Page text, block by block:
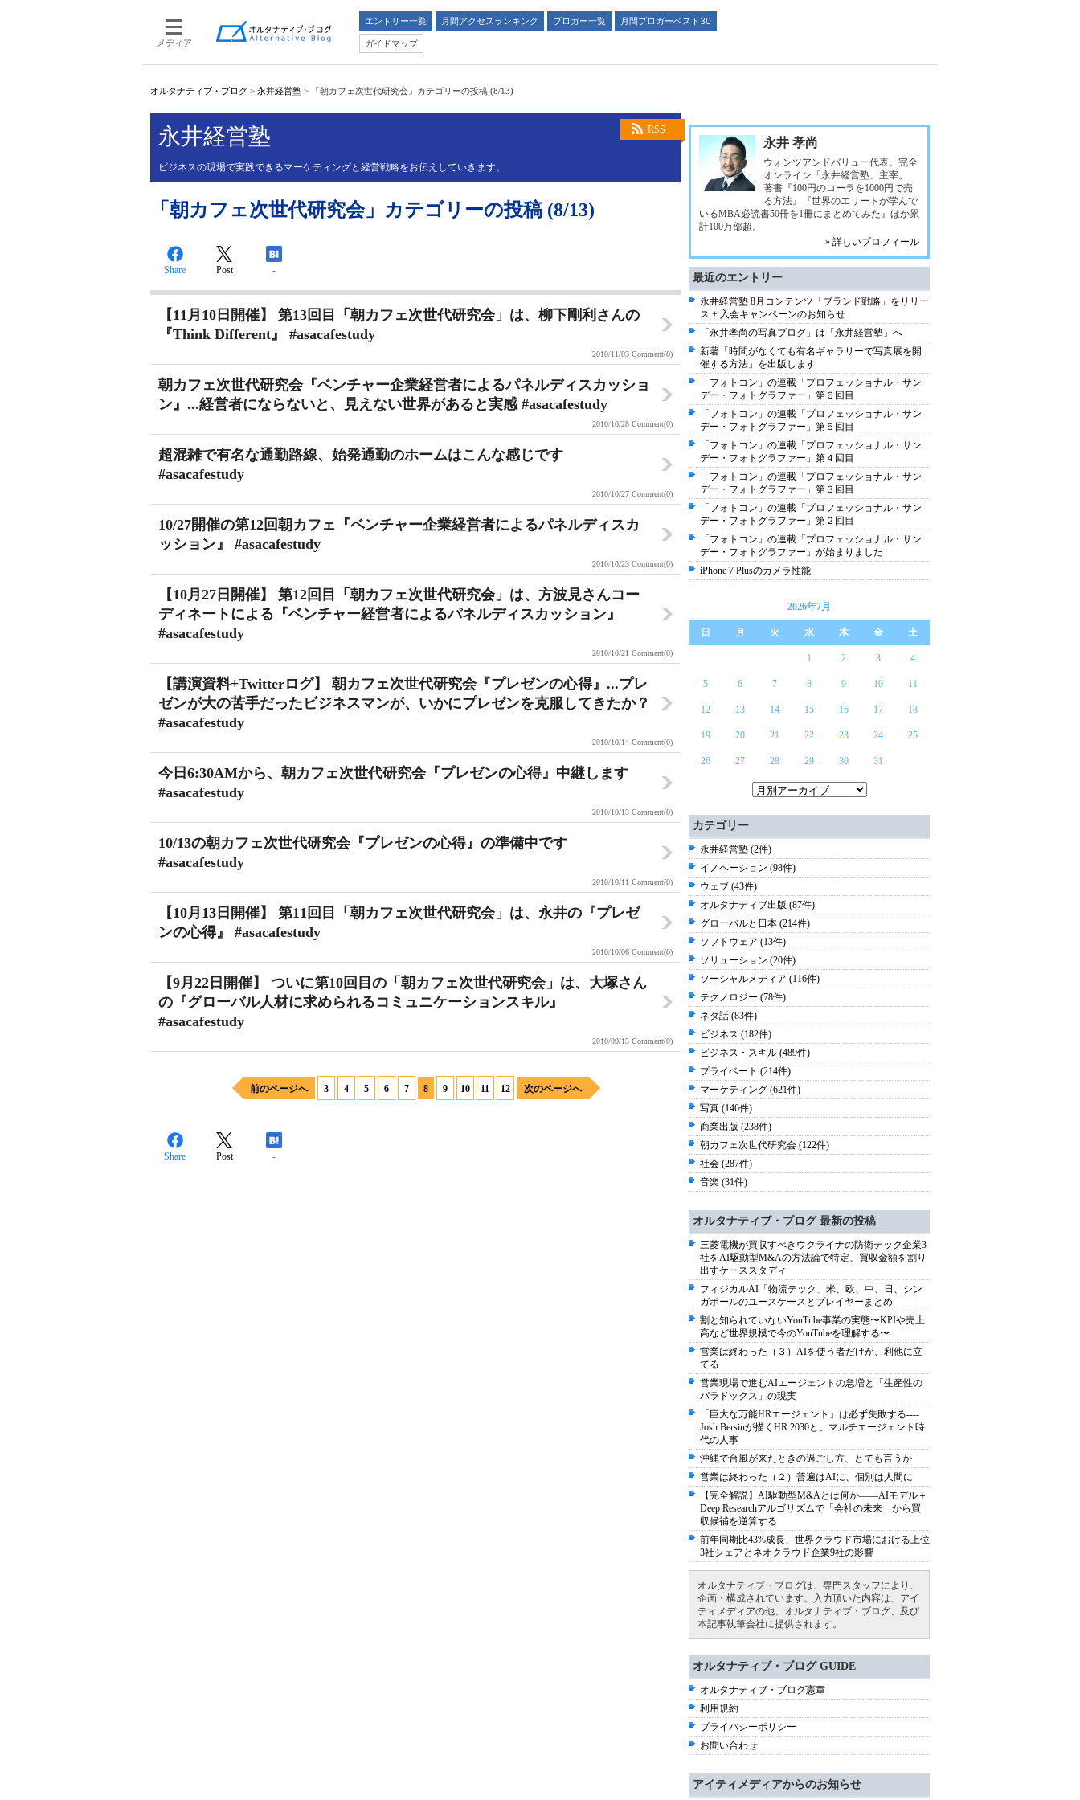
メディア
エントリー一覧 月間アクセスランキング ブロガー一覧
月間ブロガーベスト30
ガイドマップ
オルタナティブ・ブログ > 永井経営塾 > 「朝カフェ次世代研究会」カテゴリーの投稿 (8/13)
RSS
永井経営塾
ビジネスの現場で実践できるマーケティングと経営戦略をお伝えしていきます。
「朝カフェ次世代研究会」カテゴリーの投稿 (8/13)
Share Post -
【11月10日開催】 第13回目「朝カフェ次世代研究会」は、柳下剛利さんの
『Think Different』 #asacafestudy
2010/11/03 Comment(0)
朝カフェ次世代研究会『ベンチャー企業経営者によるパネルディスカッショ
ン』...経営者にならないと、見えない世界があると実感 #asacafestudy
2010/10/28 Comment(0)
超混雑で有名な通勤路線、始発通勤のホームはこんな感じです
#asacafestudy
2010/10/27 Comment(0)
10/27開催の第12回朝カフェ『ベンチャー企業経営者によるパネルディスカ
ッション』 #asacafestudy
2010/10/23 Comment(0)
【10月27日開催】 第12回目「朝カフェ次世代研究会」は、方波見さんコー
ディネートによる『ベンチャー経営者によるパネルディスカッション』
#asacafestudy
2010/10/21 Comment(0)
【講演資料+Twitterログ】 朝カフェ次世代研究会『プレゼンの心得』...プレ
ゼンが大の苦手だったビジネスマンが、いかにプレゼンを克服してきたか？
#asacafestudy
2010/10/14 Comment(0)
今日6:30AMから、朝カフェ次世代研究会『プレゼンの心得』中継します
#asacafestudy
2010/10/13 Comment(0)
10/13の朝カフェ次世代研究会『プレゼンの心得』の準備中です
#asacafestudy
2010/10/11 Comment(0)
【10月13日開催】 第11回目「朝カフェ次世代研究会」は、永井の『プレゼ
ンの心得』 #asacafestudy
2010/10/06 Comment(0)
【9月22日開催】 ついに第10回目の「朝カフェ次世代研究会」は、大塚さん
の『グローバル人材に求められるコミュニケーションスキル』
#asacafestudy
2010/09/15 Comment(0)
前のページへ 3 4 5 6 7 8 9 10 11 12 次のページへ
Share Post -
永井 孝尚
ウォンツアンドバリュー代表。完全
オンライン「永井経営塾」主宰。
著書『100円のコーラを1000円で売
る方法』『世界のエリートが学んで
いるMBA必読書50冊を1冊にまとめてみた』ほか累
計100万部超。
» 詳しいプロフィール
最近のエントリー
永井経営塾 8月コンテンツ「ブランド戦略」をリリー
ス + 入会キャンペーンのお知らせ
「永井孝尚の写真ブログ」は「永井経営塾」へ
新著「時間がなくても有名ギャラリーで写真展を開
催する方法」を出版します
「フォトコン」の連載「プロフェッショナル・サン
デー・フォトグラファー」第６回目
「フォトコン」の連載「プロフェッショナル・サン
デー・フォトグラファー」第５回目
「フォトコン」の連載「プロフェッショナル・サン
デー・フォトグラファー」第４回目
「フォトコン」の連載「プロフェッショナル・サン
デー・フォトグラファー」第３回目
「フォトコン」の連載「プロフェッショナル・サン
デー・フォトグラファー」第２回目
「フォトコン」の連載「プロフェッショナル・サン
デー・フォトグラファー」が始まりました
iPhone 7 Plusのカメラ性能
2026年7月
日 月 火 水 木 金 土
1 2 3 4
5 6 7 8 9 10 11
12 13 14 15 16 17 18
19 20 21 22 23 24 25
26 27 28 29 30 31
カテゴリー
永井経営塾 (2件)
イノベーション (98件)
ウェブ (43件)
オルタナティブ出版 (87件)
グローバルと日本 (214件)
ソフトウェア (13件)
ソリューション (20件)
ソーシャルメディア (116件)
テクノロジー (78件)
ネタ話 (83件)
ビジネス (182件)
ビジネス・スキル (489件)
プライベート (214件)
マーケティング (621件)
写真 (146件)
商業出版 (238件)
朝カフェ次世代研究会 (122件)
社会 (287件)
音楽 (31件)
オルタナティブ・ブログ 最新の投稿
三菱電機が買収すべきウクライナの防衛テック企業3
社をAI駆動型M&Aの方法論で特定、買収金額を割り
出すケーススタディ
フィジカルAI「物流テック」米、欧、中、日、シン
ガポールのユースケースとプレイヤーまとめ
割と知られていないYouTube事業の実態〜KPIや売上
高など世界規模で今のYouTubeを理解する〜
営業は終わった（３）AIを使う者だけが、利他に立
てる
営業現場で進むAIエージェントの急増と「生産性の
パラドックス」の現実
「巨大な万能HRエージェント」は必ず失敗する----
Josh Bersinが描くHR 2030と、マルチエージェント時
代の人事
沖縄で台風が来たときの過ごし方、とでも言うか
営業は終わった（２）普遍はAIに、個別は人間に
【完全解説】AI駆動型M&Aとは何か――AIモデル＋
Deep Researchアルゴリズムで「会社の未来」から買
収候補を逆算する
前年同期比43%成長、世界クラウド市場における上位
3社シェアとネオクラウド企業9社の影響
オルタナティブ・ブログは、専門スタッフにより、
企画・構成されています。入力頂いた内容は、アイ
ティメディアの他、オルタナティブ・ブログ、及び
本記事執筆会社に提供されます。
オルタナティブ・ブログ GUIDE
オルタナティブ・ブログ憲章
利用規約
プライバシーポリシー
お問い合わせ
アイティメディアからのお知らせ